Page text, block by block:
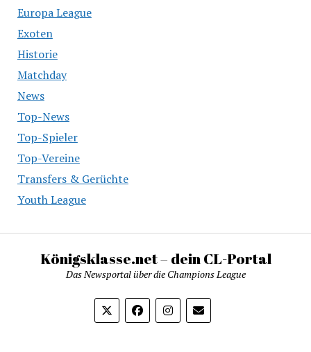
Europa League
Exoten
Historie
Matchday
News
Top-News
Top-Spieler
Top-Vereine
Transfers & Gerüchte
Youth League
Königsklasse.net – dein CL-Portal
Das Newsportal über die Champions League